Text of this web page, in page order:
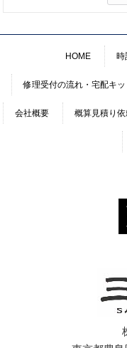
HOME 時
修理受付の流れ・宅配キ
会社概要 概算見積り